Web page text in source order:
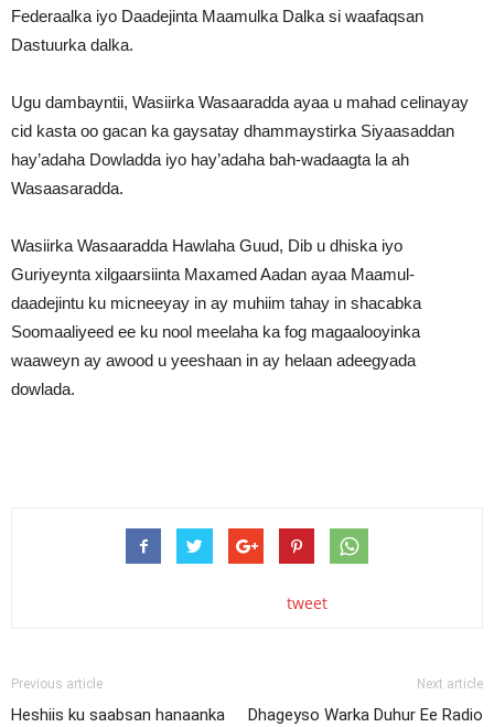
Federaalka iyo Daadejinta Maamulka Dalka si waafaqsan
Dastuurka dalka.
Ugu dambayntii, Wasiirka Wasaaradda ayaa u mahad celinayay
cid kasta oo gacan ka gaysatay dhammaystirka Siyaasaddan
hay’adaha Dowladda iyo hay’adaha bah-wadaagta la ah
Wasaasaradda.
Wasiirka Wasaaradda Hawlaha Guud, Dib u dhiska iyo
Guriyeynta xilgaarsiinta Maxamed Aadan ayaa Maamul-
daadejintu ku micneeyay in ay muhiim tahay in shacabka
Soomaaliyeed ee ku nool meelaha ka fog magaalooyinka
waaweyn ay awood u yeeshaan in ay helaan adeegyada
dowlada.
tweet
Previous article
Heshiis ku saabsan hanaanka
Next article
Dhageyso Warka Duhur Ee Radio